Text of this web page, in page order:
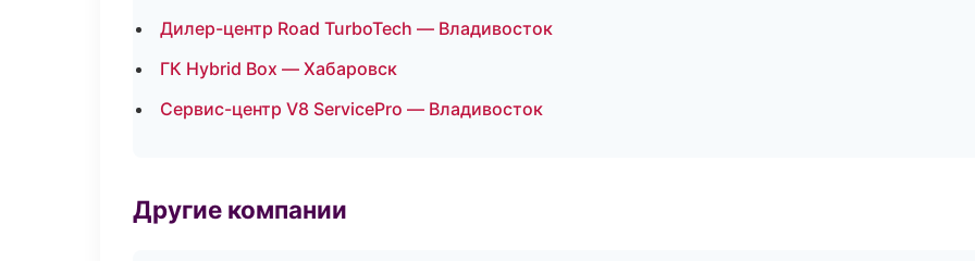
Дилер-центр Road TurboTech — Владивосток
ГК Hybrid Box — Хабаровск
Сервис-центр V8 ServicePro — Владивосток
Другие компании